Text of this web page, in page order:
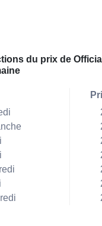
du prix de